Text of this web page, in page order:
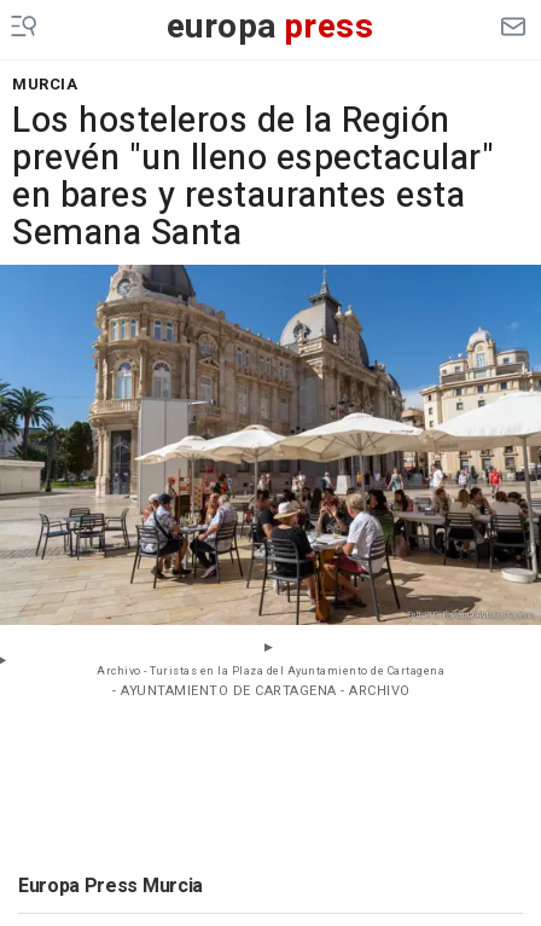
europa press
MURCIA
Los hosteleros de la Región
prevén "un lleno espectacular"
en bares y restaurantes esta
Semana Santa
Archivo - Turistas en la Plaza del Ayuntamiento de Cartagena
- AYUNTAMIENTO DE CARTAGENA - ARCHIVO
Europa Press Murcia